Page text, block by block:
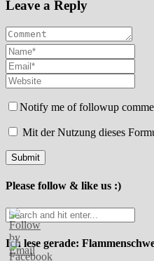
Leave a Reply
Notify me of followup
Mit der Nutzung dieses
Please follow & like us :)
Ich lese gerade: